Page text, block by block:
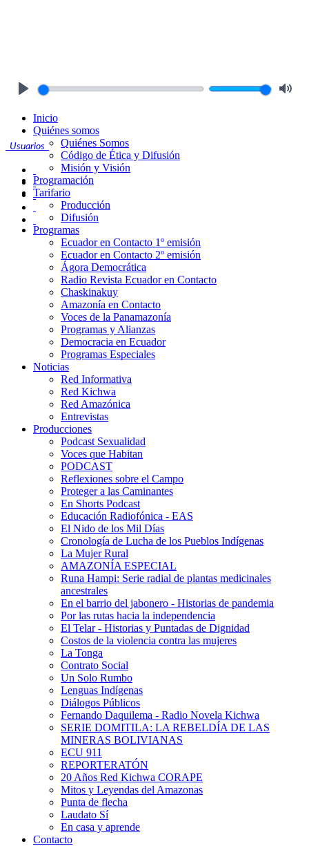
Usuarios
Inicio
Quiénes somos
Quiénes Somos
Código de Ética y Difusión
Misión y Visión
Programación
Tarifario
Producción
Difusión
Programas
Ecuador en Contacto 1º emisión
Ecuador en Contacto 2º emisión
Ágora Democrática
Radio Revista Ecuador en Contacto
Chaskinakuy
Amazonía en Contacto
Voces de la Panamazonía
Programas y Alianzas
Democracia en Ecuador
Programas Especiales
Noticias
Red Informativa
Red Kichwa
Red Amazónica
Entrevistas
Producciones
Podcast Sexualidad
Voces que Habitan
PODCAST
Reflexiones sobre el Campo
Proteger a las Caminantes
En Shorts Podcast
Educación Radiofónica - EAS
El Nido de los Mil Días
Cronología de Lucha de los Pueblos Indígenas
La Mujer Rural
AMAZONÍA ESPECIAL
Runa Hampi: Serie radial de plantas medicinales
ancestrales
En el barrio del jabonero - Historias de pandemia
Por las rutas hacia la independencia
El Telar - Historias y Puntadas de Dignidad
Costos de la violencia contra las mujeres
La Tonga
Contrato Social
Un Solo Rumbo
Lenguas Indígenas
Diálogos Públicos
Fernando Daquilema - Radio Novela Kichwa
SERIE DOMITILA: LA REBELDÍA DE LAS
MINERAS BOLIVIANAS
ECU 911
REPORTERATÓN
20 Años Red Kichwa CORAPE
Mitos y Leyendas del Amazonas
Punta de flecha
Laudato Sí
En casa y aprende
Contacto